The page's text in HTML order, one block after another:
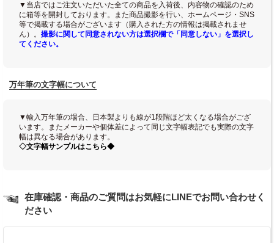
▼当店ではご注文いただいた全ての商品を入荷後、内容物の確認のため
に箱等を開封しております。また商品撮影を行い、ホームページ・SNS
等で掲載する場合がございます（購入された方の情報は掲載されませ
ん）。 撮影に関して同意されない方は選択欄で「同意しない」を選択し
てください。
万年筆の文字幅について
▼輸入万年筆の場合、日本製よりも線が1段階ほど太くなる場合がござ
います。またメーカーや個体差によって同じ文字幅表記でも実際の文字
幅は異なる場合があります。
◇文字幅サンプルはこちら◆
在庫確認・商品のご質問はお気軽にLINEでお問い合わせく
ださい